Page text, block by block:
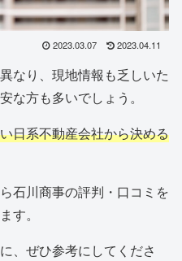
2023.03.07 2023.04.11
なり、現地情報も乏しいた
な方も多いでしょう。
日系不動産会社から決める
石川商事の評判・口コミを
す。
、ぜひ参考にしてくださ